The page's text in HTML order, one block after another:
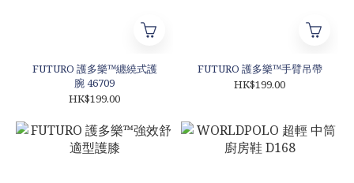
FUTURO 護多樂™纏繞式護
腕 46709
HK$199.00
FUTURO 護多樂™手臂吊帶
HK$199.00